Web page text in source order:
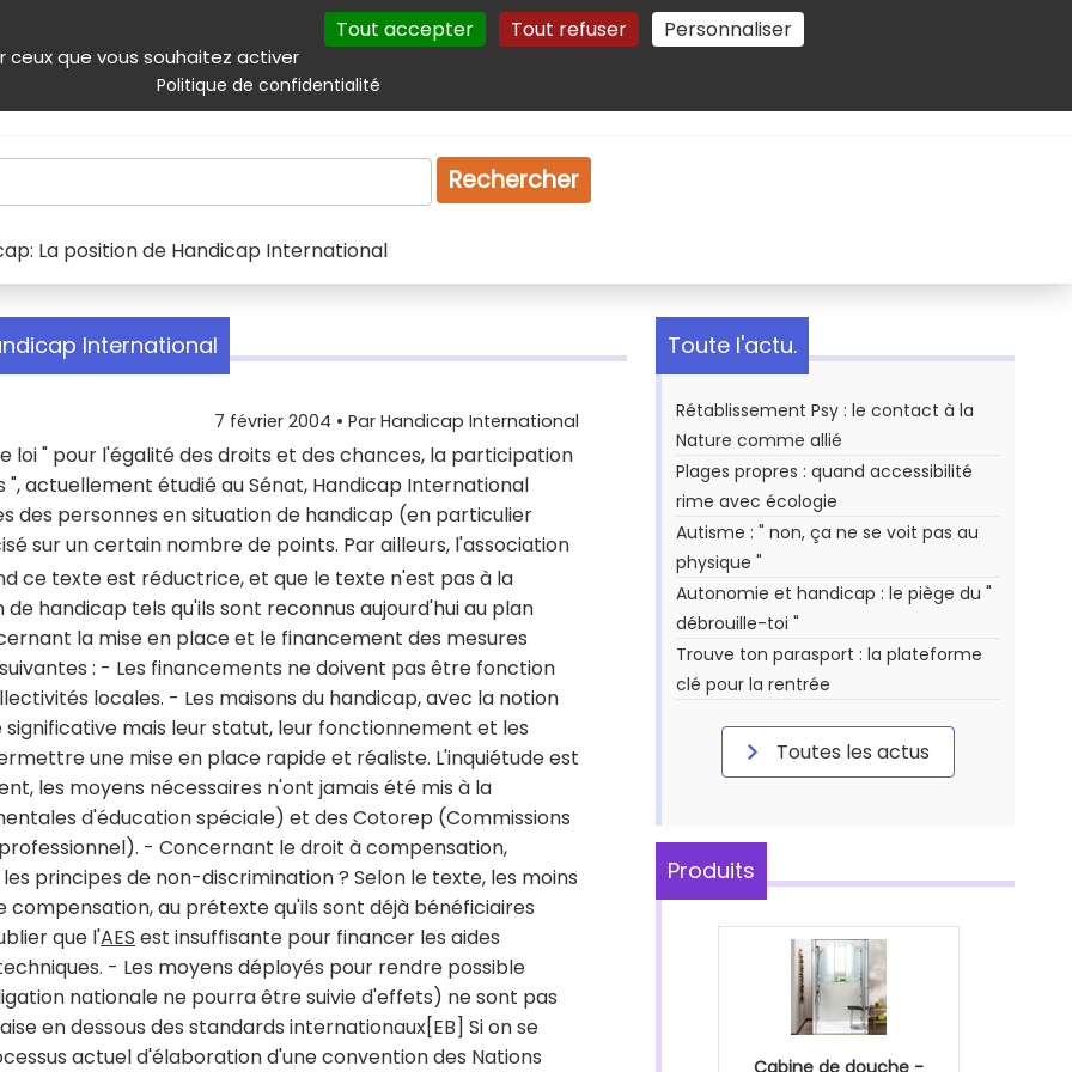
que vous souhaitez activer
Tout accepter Tout refuser Personnaliser
Politique de confidentialité
Autres services Plan du site Gestion des cookies
Produits & services Emploi Droit
Rechercher
La position de Handicap International
International
7 février 2004 • Par Handicap International
loi " pour l'égalité des droits et des chances, la participation
actuellement étudié au Sénat, Handicap International
des personnes en situation de handicap (en particulier
sur un certain nombre de points. Par ailleurs, l'association
ce texte est réductrice, et que le texte n'est pas à la
handicap tels qu'ils sont reconnus aujourd'hui au plan
la mise en place et le financement des mesures
: - Les financements ne doivent pas être fonction
locales. - Les maisons du handicap, avec la notion
mais leur statut, leur fonctionnement et les
une mise en place rapide et réaliste. L'inquiétude est
les moyens nécessaires n'ont jamais été mis à la
d'éducation spéciale) et des Cotorep (Commissions
- Concernant le droit à compensation,
principes de non-discrimination ? Selon le texte, les moins
au prétexte qu'ils sont déjà bénéficiaires
que l'AES est insuffisante pour financer les aides
- Les moyens déployés pour rendre possible
nationale ne pourra être suivie d'effets) ne sont pas
en dessous des standards internationaux[EB] Si on se
actuel d'élaboration d'une convention des Nations
Toute l'actu.
Rétablissement Psy : le contact à la
Nature comme allié
Plages propres : quand accessibilité
rime avec écologie
Autisme : " non, ça ne se voit pas au
physique "
Autonomie et handicap : le piège du "
débrouille-toi "
Trouve ton parasport : la plateforme
clé pour la rentrée
Toutes les actus
Produits
Cabine de douche -